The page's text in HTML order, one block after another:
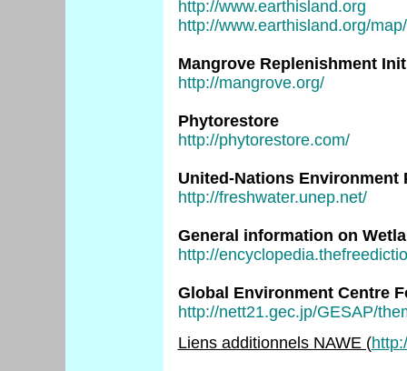
http://www.earthisland.org
http://www.earthisland.org/map/
Mangrove Replenishment
http://mangrove.org/
Phytorestore
http://phytorestore.com/
United-Nations Environment
http://freshwater.unep.net/
General information on
http://
Global Environment Centre
http://nett21.gec.jp/GESAP/
Liens additionnels NAWE (